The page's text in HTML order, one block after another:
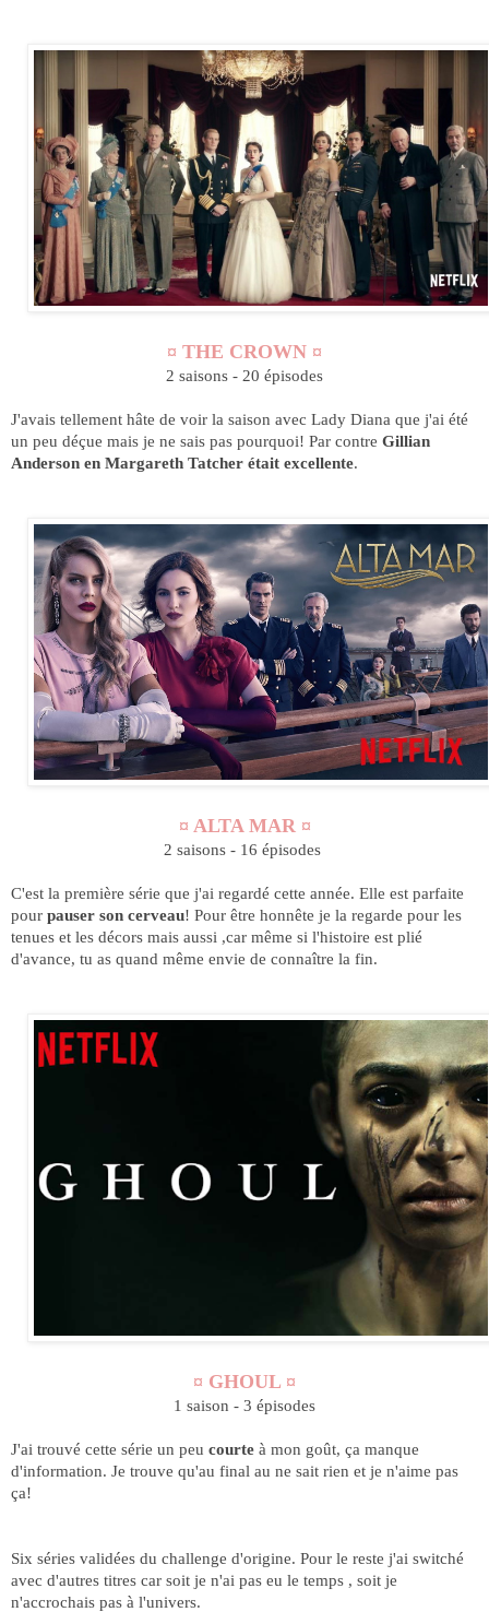
¤ THE CROWN ¤
2 saisons - 20 épisodes
J'avais tellement hâte de voir la saison avec Lady Diana que j'ai été
un peu déçue mais je ne sais pas pourquoi! Par contre Gillian
Anderson en Margareth Tatcher était excellente.
¤ ALTA MAR ¤
2 saisons - 16 épisodes
C'est la première série que j'ai regardé cette année. Elle est parfaite
pour pauser son cerveau! Pour être honnête je la regarde pour les
tenues et les décors mais aussi ,car même si l'histoire est plié
d'avance, tu as quand même envie de connaître la fin.
¤ GHOUL ¤
1 saison - 3 épisodes
J'ai trouvé cette série un peu courte à mon goût, ça manque
d'information. Je trouve qu'au final au ne sait rien et je n'aime pas
ça!
Six séries validées du challenge d'origine. Pour le reste j'ai switché
avec d'autres titres car soit je n'ai pas eu le temps , soit je
n'accrochais pas à l'univers.